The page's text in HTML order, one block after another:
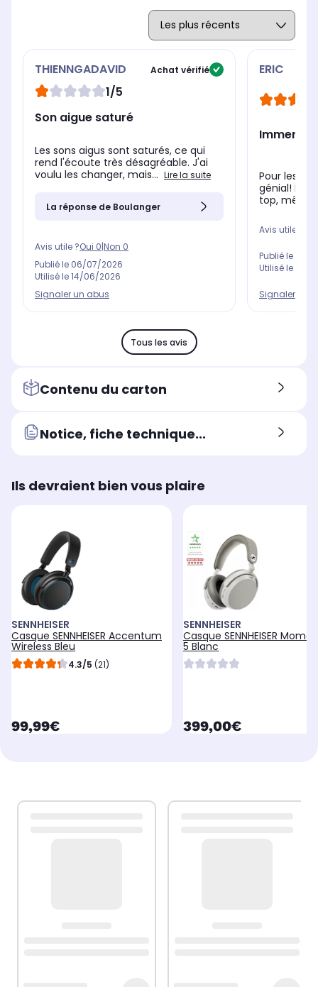
THIENNGADAVID Achat vérifié
1/5
Son aigue saturé
Les sons aigus sont saturés, ce qui
rend l'écoute très désagréable. J'ai
voulu les changer, mais... Lire la suite
La réponse de Boulanger
Avis utile ?Oui 0|Non 0
Publié le 06/07/2026
Utilisé le14/06/2026
Signaler un abus
ERIC
Pour les
génial!
top, même
Avis utile ?
Publié le
Utilisé le
Signaler un
Tous les avis
Contenu du carton
Notice, fiche technique...
Ils devraient bien vous plaire
SENNHEISER
Casque SENNHEISER Accentum
Wireless Bleu
4.3/5 (21)
currentPrice
99,99€
SENNHEISER
Casque SENNHEISER
5 Blanc
currentPrice
399,00€